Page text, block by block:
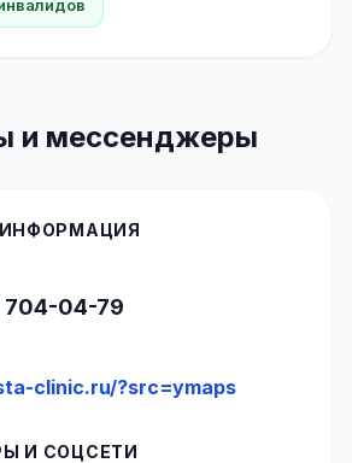
и мессенджеры
704-04-79
clinic.ru/?src=ymaps
И СОЦСЕТИ